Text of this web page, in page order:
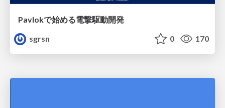
Pavlokで始める電撃駆動開発
sgrsn
0 170